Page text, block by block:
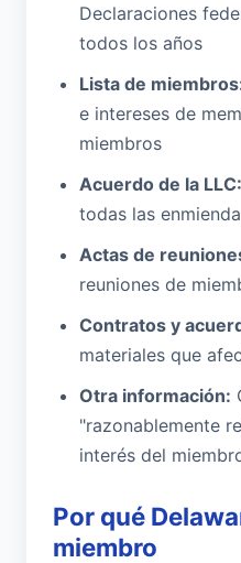
Declaraciones
todos los años
Lista de
e intereses de
miembros
Acuerdo de la LLC:
todas las
Actas de
reuniones de
Contratos y
materiales que
Otra información:
"razonablemente
interés del
Por qué
miembro